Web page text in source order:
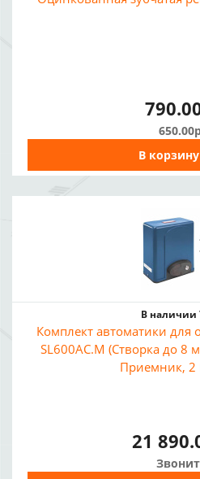
В корзину
В наличии
Комплект автоматики для
SL600AC.M (Створка до 8
Приемник, 2
21